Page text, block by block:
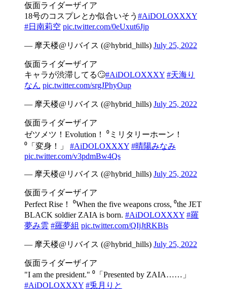
仮面ライダーザイア
18号のコスプレとか似合いそう #AiDOLOXXXY
#日南莉空 pic.twitter.com/0eUxut6Jjp
— 摩天楼@リバイス (@hybrid_hills) July 25, 2022
仮面ライダーザイア
キャラが渋滞してる🙄#AiDOLOXXXY #天海り
なん pic.twitter.com/srgJPhyOup
— 摩天楼@リバイス (@hybrid_hills) July 25, 2022
仮面ライダーザイア
ゼツメツ！Evolution！ ⁰ミリタリーホーン！
⁰「変身！」 #AiDOLOXXXY #晴陽みなみ
pic.twitter.com/v3pdmBw4Qs
— 摩天楼@リバイス (@hybrid_hills) July 25, 2022
仮面ライダーザイア
Perfect Rise！ ⁰When the five weapons cross, ⁰the JET
BLACK soldier ZAIA is born. #AiDOLOXXXY #羅
夢み雲 #羅夢組 pic.twitter.com/QIjJtRKBls
— 摩天楼@リバイス (@hybrid_hills) July 25, 2022
仮面ライダーザイア
"I am the president." ⁰「Presented by ZAIA……」
#AiDOLOXXXY #兎月りと